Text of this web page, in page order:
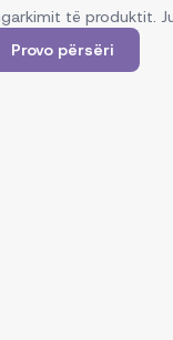
të produktit.
Provo përsëri